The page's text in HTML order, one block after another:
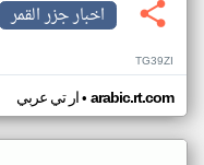
اخبار جزر القمر
TG39ZI
ار تي عربي• arabic.rt.com